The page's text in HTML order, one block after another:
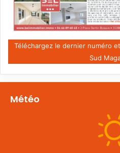
Téléchargez le dernier numéro
Sud
Météo